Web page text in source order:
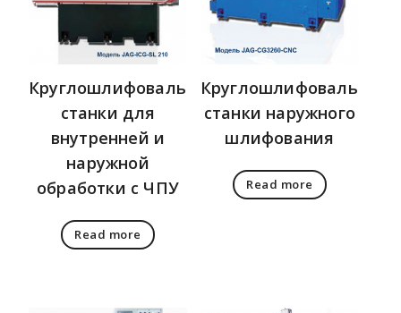
Круглошлифовальные
станки для
внутренней и
наружной
обработки с ЧПУ
Read more
Круглошлифовальные
станки наружного
шлифования
Read more